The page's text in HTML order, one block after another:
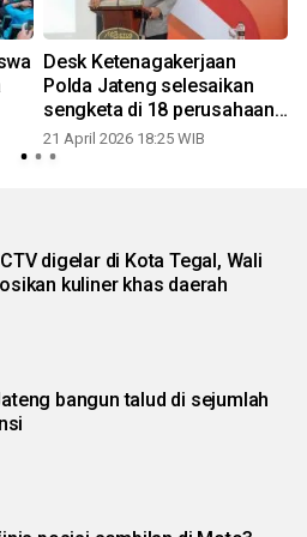
Desk Ketenagakerjaan
Polda Jateng selesaikan
sengketa di 18 perusahaan
dengan pesangon Rp4
miliar
21 April 2026 18:25 WIB
digelar di Kota Tegal, Wali
kuliner khas daerah
bangun talud di sejumlah